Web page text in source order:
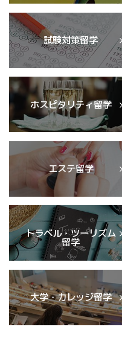
試験対策留学
ホスピタリティ留学
エステ留学
トラベル・ツーリズム
留学
大学・カレッジ留学